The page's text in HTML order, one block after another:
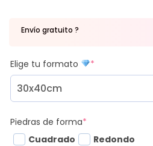
Envío gratuito ?
Elige tu formato *
Piedras de forma*
Cuadrado
Redondo